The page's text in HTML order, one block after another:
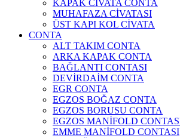
KAPAK CİVATA CONTA
MUHAFAZA CİVATASI
ÜST KAPI KOL CİVATA
CONTA
ALT TAKIM CONTA
ARKA KAPAK CONTA
BAĞLANTI CONTASI
DEVİRDAİM CONTA
EGR CONTA
EGZOS BOĞAZ CONTA
EGZOS BORUSU CONTA
EGZOS MANİFOLD
EMME MANİFOLD CONTASI